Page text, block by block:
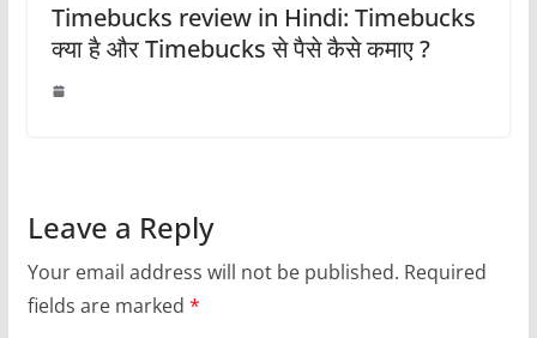
Timebucks review in Hindi: Timebucks
क्या है और Timebucks से पैसे कैसे कमाए ?
Leave a Reply
Your email address will not be published. Required
fields are marked *